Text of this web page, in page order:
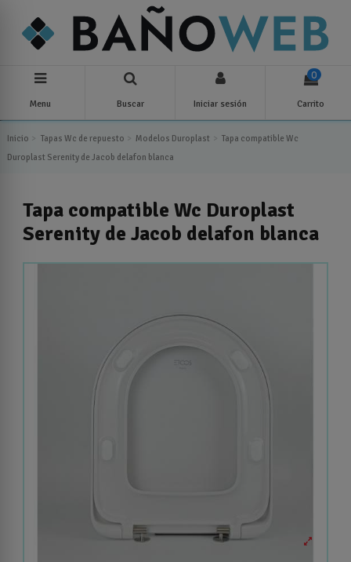
Menu Buscar Iniciar sesión
0
Carrito
Inicio Tapas Wc de repuesto Modelos Duroplast
Tapa compatible Wc
Duroplast Serenity de Jacob delafon blanca
Tapa compatible Wc Duroplast
Serenity de Jacob delafon blanca